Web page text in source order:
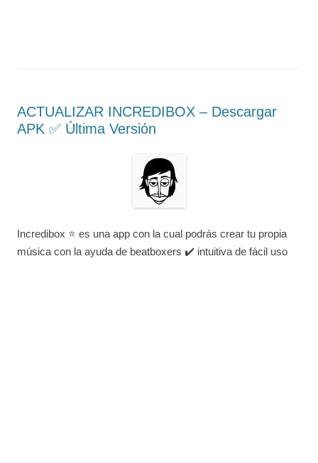
ACTUALIZAR INCREDIBOX – Descargar
APK ✅️ Última Versión
Incredibox ⭐ es una app con la cual podrás crear tu propia
música con la ayuda de beatboxers ✔️ intuitiva de fácil uso